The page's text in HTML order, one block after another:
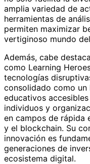
amplia variedad de
herramientas de
permiten maximizar
vertiginoso mundo
Además, cabe
como Learning
tecnologías
consolidado como
educativos
individuos y
en campos de rápida
y el blockchain. Su
innovación es
generaciones de
ecosistema digital.